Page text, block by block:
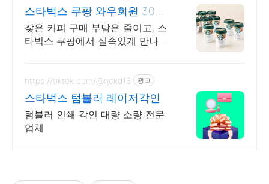
스타벅스 쿠팡 와우회원 30일
무료반품
잦은 커피 구매 부담은 줄이고, 스
타벅스 쿠팡에서 실속있게 만나보
을 경험해보세요!
https://tiktok.com/@rjckd18 광고
스타벅스 텀블러 레이저각인
텀블러 인쇄 각인 대량 소량 전문
업체